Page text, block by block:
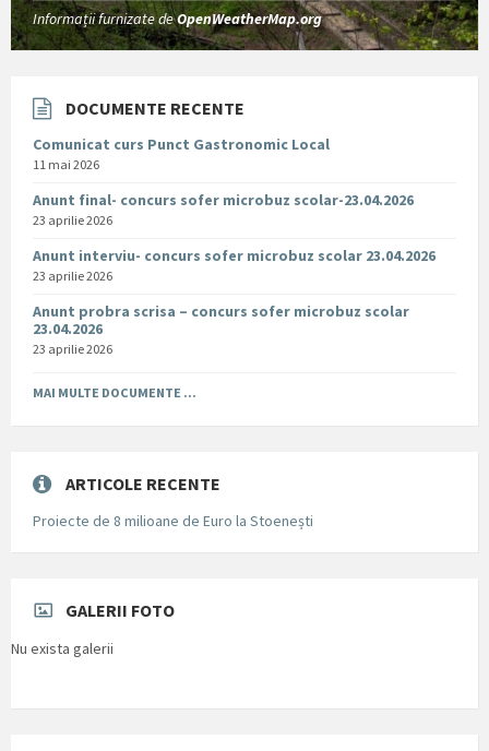
Informații furnizate deOpenWeatherMap.org
DOCUMENTE RECENTE
Comunicat curs Punct Gastronomic Local
11 mai 2026
Anunt final- concurs sofer microbuz scolar-23.04.2026
23 aprilie 2026
Anunt interviu- concurs sofer microbuz scolar 23.04.2026
23 aprilie 2026
Anunt probra scrisa – concurs sofer microbuz scolar
23.04.2026
23 aprilie 2026
MAI MULTE DOCUMENTE ...
ARTICOLE RECENTE
Proiecte de 8 milioane de Euro la Stoenești
GALERII FOTO
Nu exista galerii